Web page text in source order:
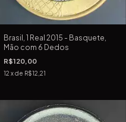
Brasil, 1 Real 2015 - Basquete,
Mão com 6 Dedos
R$120,00
12 x de R$12,21